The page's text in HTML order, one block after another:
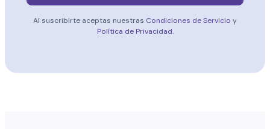
Al suscribirte aceptas nuestras Condiciones de Servicio y
Política de Privacidad.